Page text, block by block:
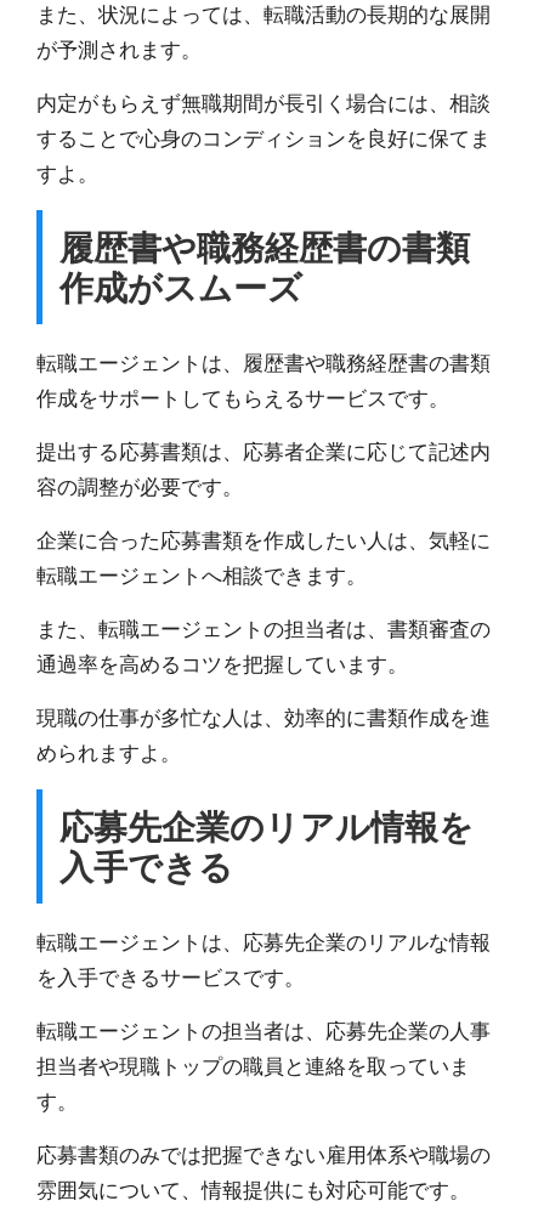
また、状況によっては、転職活動の長期的な展開
が予測されます。
内定がもらえず無職期間が長引く場合には、相談
することで心身のコンディションを良好に保てま
すよ。
履歴書や職務経歴書の書類
作成がスムーズ
転職エージェントは、履歴書や職務経歴書の書類
作成をサポートしてもらえるサービスです。
提出する応募書類は、応募者企業に応じて記述内
容の調整が必要です。
企業に合った応募書類を作成したい人は、気軽に
転職エージェントへ相談できます。
また、転職エージェントの担当者は、 書類審査の
通過率を高めるコツを把握しています。
現職の仕事が多忙な人は、効率的に書類作成を進
められますよ。
応募先企業のリアル情報を
入手できる
転職エージェントは、応募先企業のリアルな情報
を入手できるサービスです。
転職エージェントの担当者は、応募先企業の人事
担当者や現職トップの職員と連絡を取っていま
す。
応募書類のみでは把握できない雇用体系や職場の
雰囲気について、情報提供にも対応可能です。